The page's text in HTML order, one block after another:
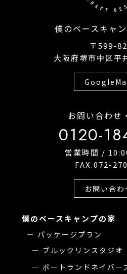
僕のベースキャ
〒599-
大阪府堺市中区平
お問い合わせ
0120-
営業時間 /
FAX.072-
お問い合わ
僕のベースキャンプの家
パッケージプラン
ブルックリンスタジオ
ポートランドネイバー